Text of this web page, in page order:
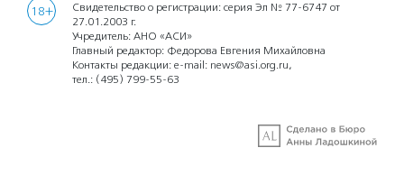
18+
Свидетельство о регистрации: серия Эл № 77-6747 от
27.01.2003 г.
Учредитель: АНО «АСИ»
Главный редактор: Федорова Евгения Михайловна
Контакты редакции: e-mail: news@asi.org.ru,
тел.: (495) 799-55-63